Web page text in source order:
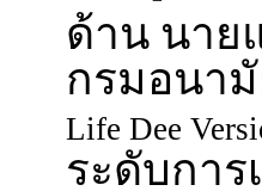
ด้าน นาย
กรมอนา
Life Dee
ระดับการ